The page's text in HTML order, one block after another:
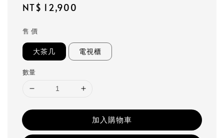
Regular
NT$ 12,900
售 價
大茶几 電視櫃
數量
加入購物車